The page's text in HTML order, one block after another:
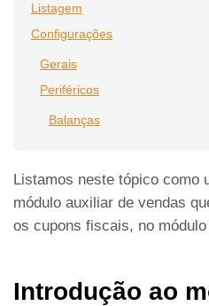
Listagem
Configurações
Gerais
Periféricos
Balanças
Listamos neste tópico como
módulo auxiliar de vendas
os cupons fiscais, no
Introdução ao